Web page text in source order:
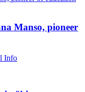
Manso, pioneer
Info